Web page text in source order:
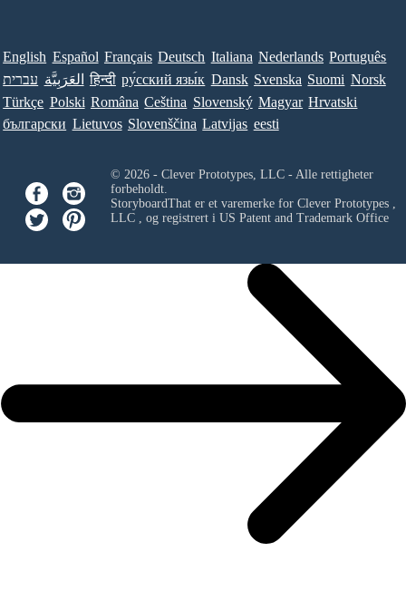
English Español Français Deutsch Italiana Nederlands Português
עברית العَرَبِيَّة हिन्दी ру́сский язы́к Dansk Svenska Suomi Norsk
Türkçe Polski Româna Ceština Slovenský Magyar Hrvatski
български Lietuvos Slovenščina Latvijas eesti
© 2026 - Clever Prototypes, LLC - Alle rettigheter
forbeholdt.
StoryboardThat er et varemerke for Clever Prototypes ,
LLC, og registrert i US Patent and Trademark Office